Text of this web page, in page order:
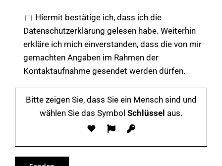
Hiermit bestätige ich, dass ich die
Datenschutzerklärung gelesen habe. Weiterhin
erkläre ich mich einverstanden, dass die von mir
gemachten Angaben im Rahmen der
Kontaktaufnahme gesendet werden dürfen.
Bitte zeigen Sie, dass Sie ein Mensch sind und
wählen Sie das Symbol Schlüssel aus.